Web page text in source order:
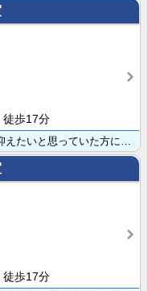
徒歩17分
徒歩17分